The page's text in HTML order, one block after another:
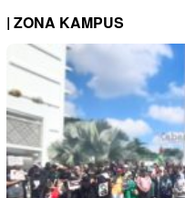
| ZONA KAMPUS